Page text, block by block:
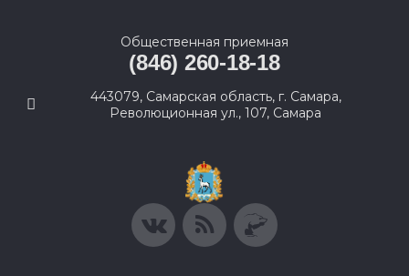
Общественная приемная
(846) 260-18-18
443079, Самарская область, г. Самара,
Революционная ул., 107, Самара